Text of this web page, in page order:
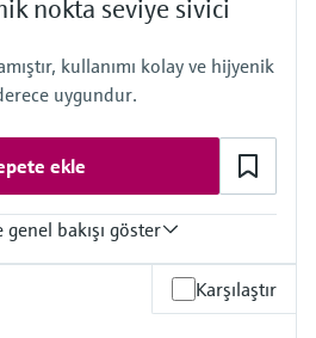
nokta seviye sivici
kullanımı kolay ve hijyenik
uygundur.
ekle
bakışı göster
Karşılaştır